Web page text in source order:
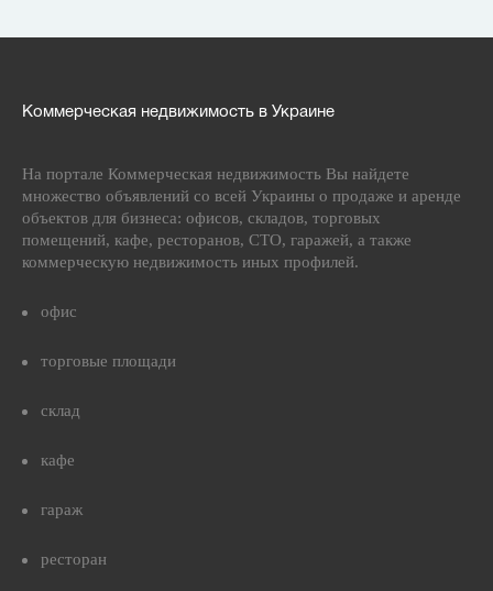
Коммерческая недвижимость в Украине
На портале Коммерческая недвижимость Вы найдете
множество объявлений со всей Украины о продаже и аренде
объектов для бизнеса: офисов, складов, торговых
помещений, кафе, ресторанов, СТО, гаражей, а также
коммерческую недвижимость иных профилей.
офис
торговые площади
склад
кафе
гараж
ресторан